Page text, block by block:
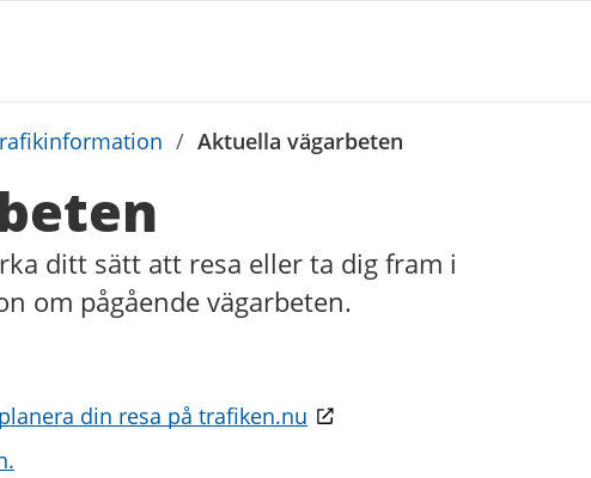
/ Aktuella vägarbeten
ditt sätt att resa eller ta dig fram i
om pågående vägarbeten.
din resa på trafiken.nu